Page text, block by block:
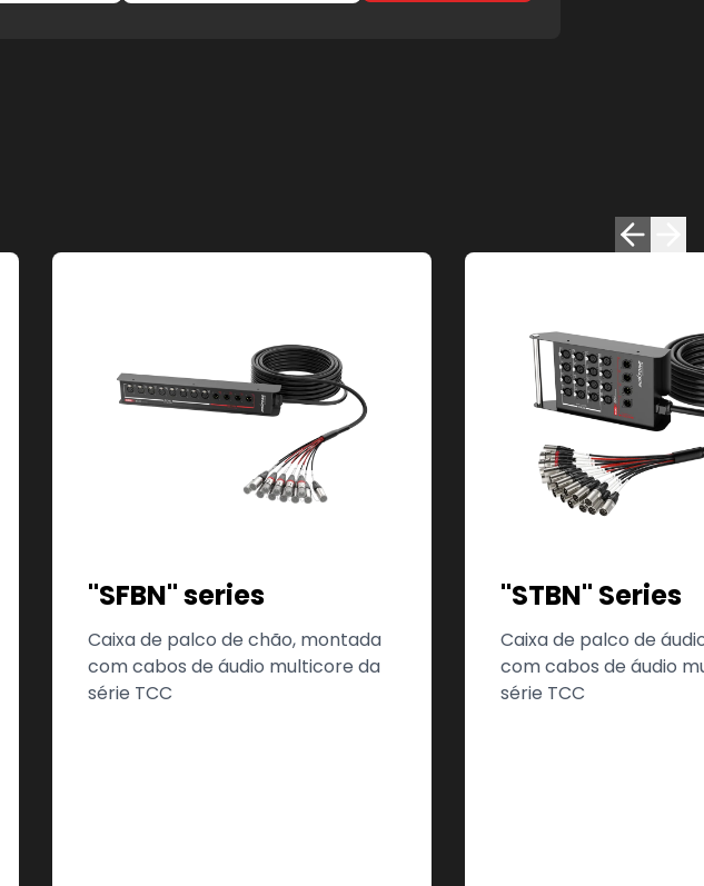
"SFBN" series
Caixa de palco de chão, montada
com cabos de áudio multicore da
série TCC
"STBN" Series
Caixa de palco de
com cabos de áudio
série TCC